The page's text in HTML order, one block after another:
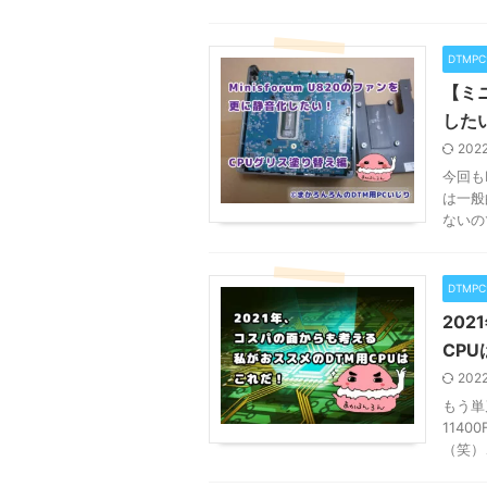
【
した
今回
は一
ない
2021
CPU
もう
（笑